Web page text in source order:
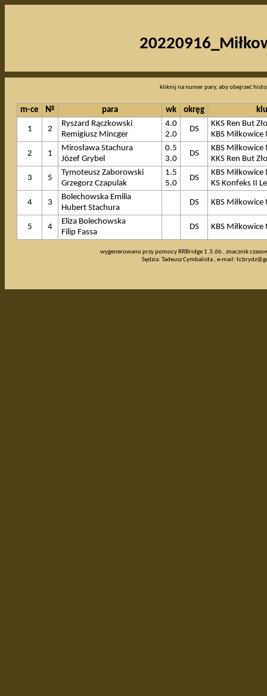
kliknij na numer pary, aby obejrzeć
m-ce № para wk okręg
1 2
Ryszard Rączkowski 4.0
DS
KKS Ren But
Remigiusz Mincger
2.0 KBS Miłkowice
2 1
Mirosława Stachura 0.5
DS
KBS Miłkowice
Józef Grybel
3.0 KKS Ren But
3 5
Tymoteusz Zaborowski 1.5
DS
KBS Miłkowice
Grzegorz Czapulak
5.0 KS Konfeks II
4 3
Bolechowska Emilia
DS KBS Miłkowice
Hubert Stachura
5 4
Eliza Bolechowska
DS KBS Miłkowice
Filip Fassa
wygenerowano przy pomocy RRBridge 1.3.6b , znacznik
Sędzia: Tadeusz Cymbalista , e-mail: